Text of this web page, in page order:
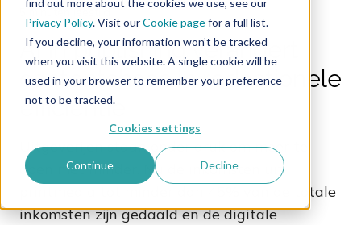
Privacy Policy. Visit ourCookie pagefor a full list.
If you decline, your information won’t be tracked
when you visit this website. A single cookie will be
used in your browser to remember your preference
not to be tracked.
Cookies settings
Continue Decline
5 minuten leestijd
AI in publishing verandert
contentchaos in redactionele
efficiëntie
Uitgeverijen staan ​​onder druk om meer te
doen met minder. Nu de inkomsten uit
printmedia tot minder dan 45% van de totale
inkomsten zijn gedaald en de digitale